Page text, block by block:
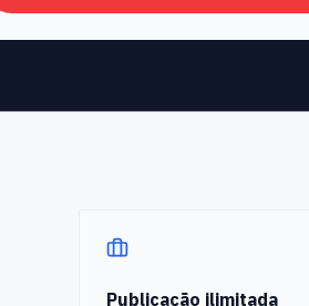
Publicação ilimitada